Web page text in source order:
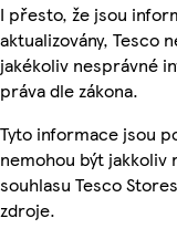
I přesto, že jsou
aktualizovány, Tesco
jakékoliv nesprávné
práva dle zákona.
Tyto informace jsou
nemohou být jakkoliv
souhlasu Tesco
zdroje.